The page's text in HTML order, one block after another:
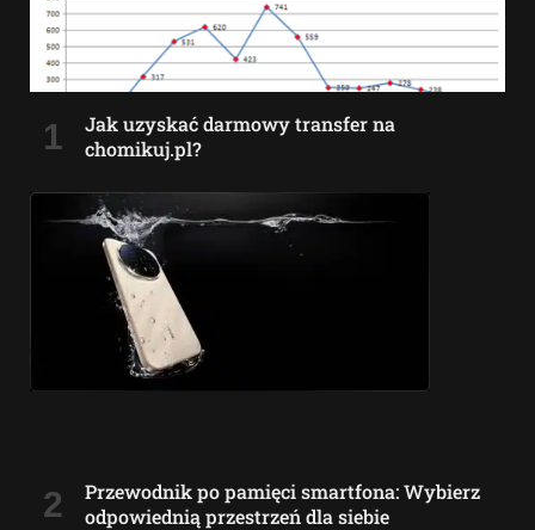
Jak uzyskać darmowy transfer na
chomikuj.pl?
Przewodnik po pamięci smartfona: Wybierz
odpowiednią przestrzeń dla siebie